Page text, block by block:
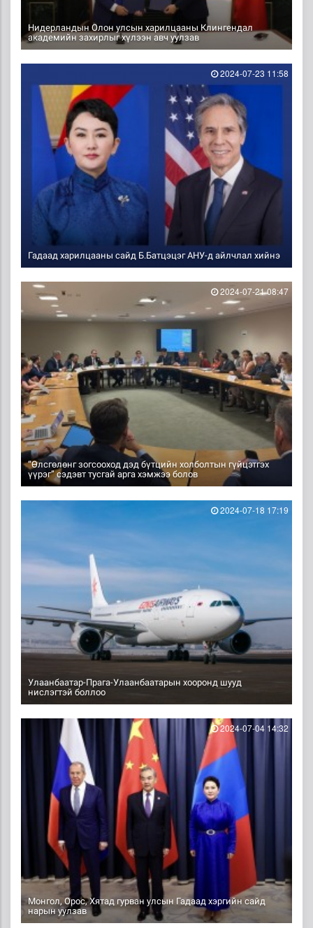
Нидерландын Олон улсын харилцааны Клингендал
академийн захирлыг хүлээн авч уулзав
Гадаад харилцааны сайд Б.Батцэцэг АНУ-д айлчлал хийнэ
2024-07-23 11:58
“Өлсгөлөнг зогсооход дэд бүтцийн холболтын гүйцэтгэх
үүрэг” сэдэвт тусгай арга хэмжээ болов
2024-07-21 08:47
Улаанбаатар-Прага-Улаанбаатарын хооронд шууд
нислэгтэй боллоо
2024-07-18 17:19
Монгол, Орос, Хятад гурван улсын Гадаад хэргийн сайд
нарын уулзав
2024-07-04 14:32